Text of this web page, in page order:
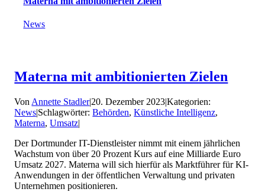
News
Materna mit ambitionierten Zielen
Von Annette Stadler|20. Dezember 2023|Kategorien:
News|Schlagwörter:Behörden,Künstliche Intelligenz,
Materna,Umsatz|
Der Dortmunder IT-Dienstleister nimmt mit einem jährlichen
Wachstum von über 20 Prozent Kurs auf eine Milliarde Euro
Umsatz 2027. Materna will sich hierfür als Marktführer für KI-
Anwendungen in der öffentlichen Verwaltung und privaten
Unternehmen positionieren.